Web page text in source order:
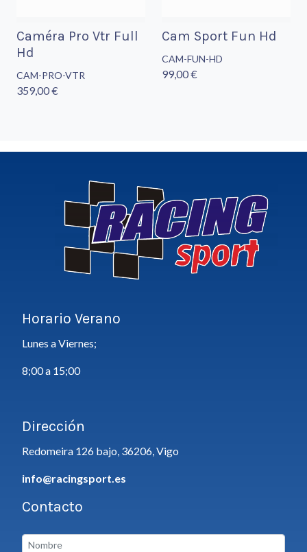
Caméra Pro Vtr Full
Hd
CAM-PRO-VTR
359,00 €
Cam Sport Fun Hd
CAM-FUN-HD
99,00 €
Horario Verano
Lunes a Viernes;
8;00 a 15;00
Dirección
Redomeira 126 bajo, 36206, Vigo
info@racingsport.es
Contacto